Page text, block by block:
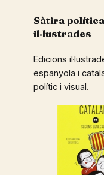
Sàtira
il·lustrades
Edicions
espanyola i
polític i visual.